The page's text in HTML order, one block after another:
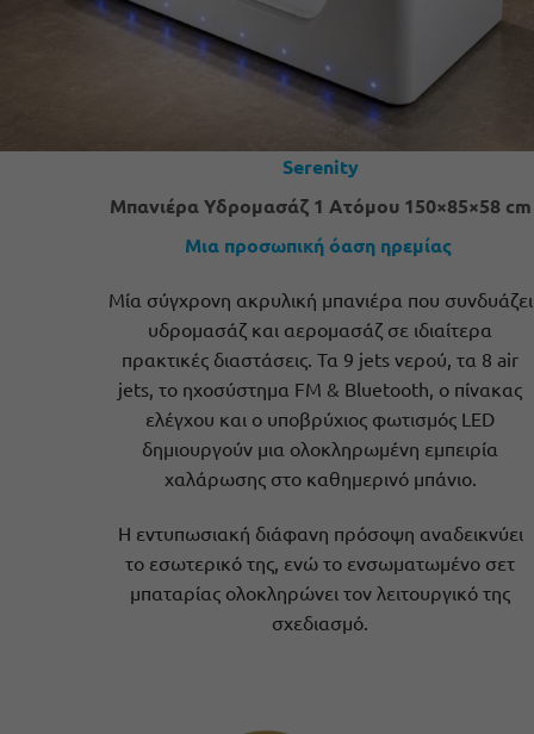
Serenity
Μπανιέρα Υδρομασάζ 1 Ατόμου 150×85×58 cm
Μια προσωπική όαση ηρεμίας
Μία σύγχρονη ακρυλική μπανιέρα που συνδυάζει
υδρομασάζ και αερομασάζ σε ιδιαίτερα
πρακτικές διαστάσεις. Τα 9 jets νερού, τα 8 air
jets, το ηχοσύστημα FM & Bluetooth, ο πίνακας
ελέγχου και ο υποβρύχιος φωτισμός LED
δημιουργούν μια ολοκληρωμένη εμπειρία
χαλάρωσης στο καθημερινό μπάνιο.
Η εντυπωσιακή διάφανη πρόσοψη αναδεικνύει
το εσωτερικό της, ενώ το ενσωματωμένο σετ
μπαταρίας ολοκληρώνει τον λειτουργικό της
σχεδιασμό.